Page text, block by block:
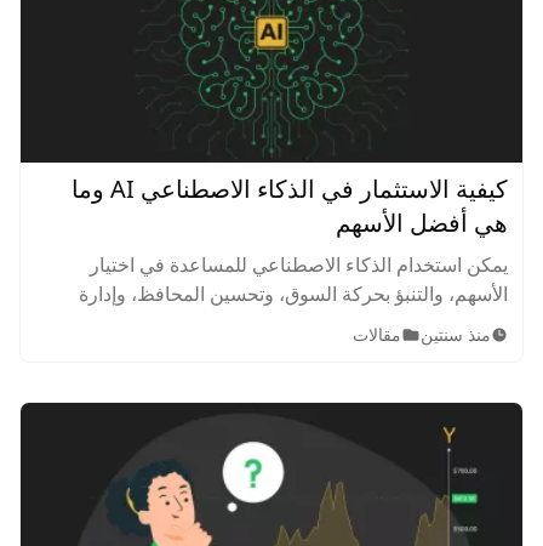
كيفية الاستثمار في الذكاء الاصطناعي AI وما
هي أفضل الأسهم
يمكن استخدام الذكاء الاصطناعي للمساعدة في اختيار
الأسهم، والتنبؤ بحركة السوق، وتحسين المحافظ، وإدارة
المخاطر، والحصول على مشورة استثمارية مخصصة، وإدارة
استراتيجيات الدخول والخروج من التداول، تعرف على كيفية
منذ سنتين مقالات